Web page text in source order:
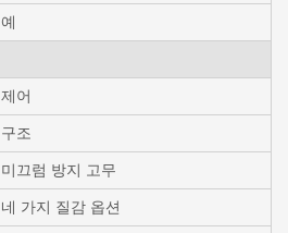
예
제어
구조
미끄럼 방지 고무
네 가지 질감 옵션